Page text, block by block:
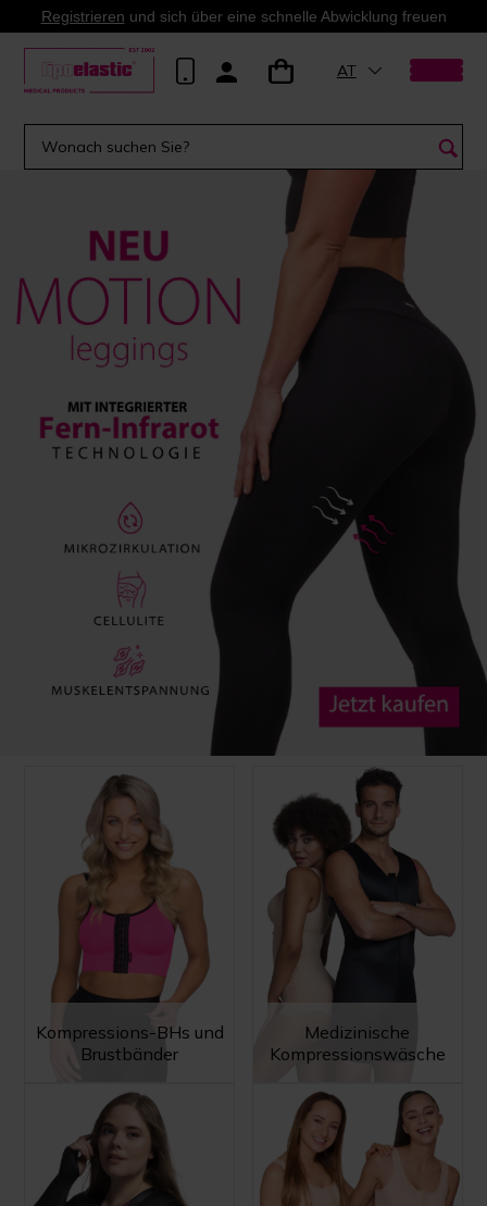
Registrieren und sich über eine schnelle Abwicklung freuen
AT
Kompressions-BHs und
Brustbänder
Medizinische
Kompressionswäsche